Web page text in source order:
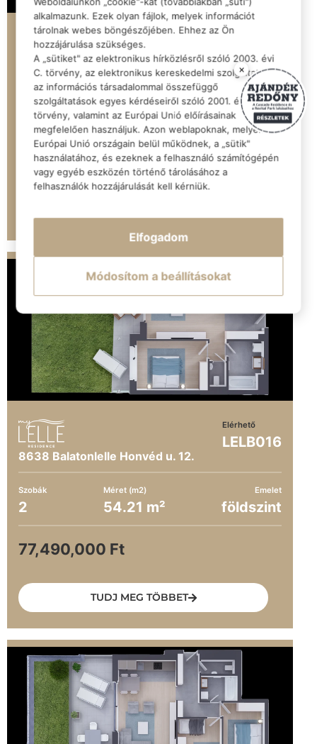
8638 Balatonlelle Honvéd u. 12.
Elérhető
LELB015
Szobák Méret (m2)
55.03 m²
Emelet
földszint
76,770,000 Ft
8638 Balatonlelle Honvéd u. 12.
Elérhető
LELB016
Szobák
2
Méret (m2)
54.21 m²
Emelet
földszint
77,490,000 Ft
TUDJ MEG TÖBBET
×
alkalmazunk. Ezek olyan fájlok, melyek információt
tárolnak webes böngészőjében. Ehhez az Ön
hozzájárulása szükséges.
A „sütiket" az elektronikus hírközlésről szóló 2003. évi
C. törvény, az elektronikus kereskedelmi szolgáltatások,
az információs társadalommal összefüggő
szolgáltatások egyes kérdéseiről szóló 2001. évi CVIII.
törvény, valamint az Európai Unió előírásainak
megfelelően használjuk. Azon weblapoknak, melyek az
Európai Unió országain belül működnek, a „sütik"
használatához, és ezeknek a felhasználó számítógépén
vagy egyéb eszközén történő tárolásához a
felhasználók hozzájárulását kell kérniük.
Elfogadom
Módosítom a beállításokat